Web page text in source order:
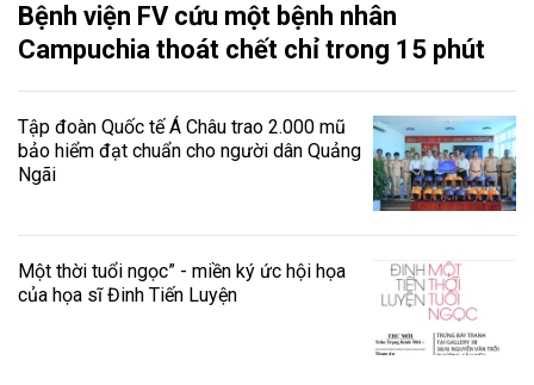
Bệnh viện FV cứu một bệnh nhân
Campuchia thoát chết chỉ trong 15 phút
Tập đoàn Quốc tế Á Châu trao 2.000 mũ
bảo hiểm đạt chuẩn cho người dân Quảng
Ngãi
Một thời tuổi ngọc” - miền ký ức hội họa
của họa sĩ Đinh Tiến Luyện